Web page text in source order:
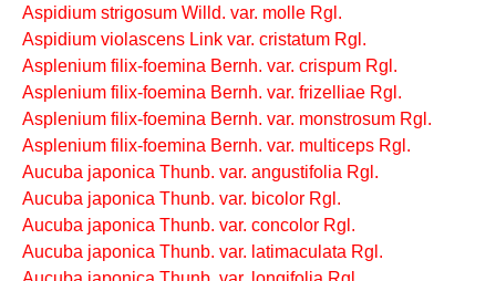
Aspidium strigosum Willd. var. molle Rgl.
Aspidium violascens Link var. cristatum Rgl.
Asplenium filix-foemina Bernh. var. crispum Rgl.
Asplenium filix-foemina Bernh. var. frizelliae Rgl.
Asplenium filix-foemina Bernh. var. monstrosum Rgl.
Asplenium filix-foemina Bernh. var. multiceps Rgl.
Aucuba japonica Thunb. var. angustifolia Rgl.
Aucuba japonica Thunb. var. bicolor Rgl.
Aucuba japonica Thunb. var. concolor Rgl.
Aucuba japonica Thunb. var. latimaculata Rgl.